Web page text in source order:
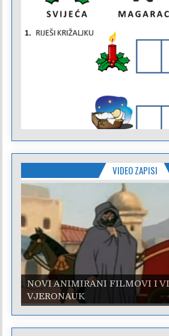
VIDEO ZAPISI
NOVI ANIMIRANI FILMOVI I
VJERONAUK